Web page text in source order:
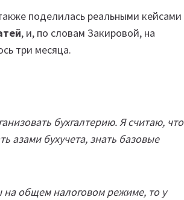
поделилась реальными кейсами
, и, по словам Закировой, на
три месяца.
бухгалтерию. Я считаю, что
азами бухучета, знать базовые
на общем налоговом режиме, то у